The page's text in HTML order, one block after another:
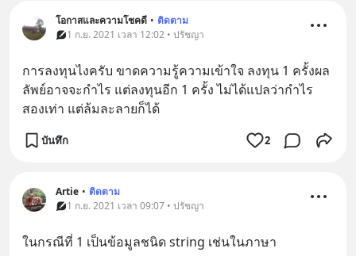
โอกาสและความโชคดี • ติดตาม
1 ก.ย. 2021 เวลา 12:02 • ปรัชญา
การลงทุนไงครับ ขาดความรู้ความเข้าใจ ลงทุน 1 ครั้งผล
ลัพย์อาจจะกำไร แต่ลงทุนอีก 1 ครั้ง ไม่ได้แปลว่ากำไร
สองเท่า แต่ล้มละลายก็ได้
บันทึก 2
Artie • ติดตาม
1 ก.ย. 2021 เวลา 09:07 • ปรัชญา
ในกรณีที่ 1 เป็นข้อมูลชนิด string เช่นในภาษา